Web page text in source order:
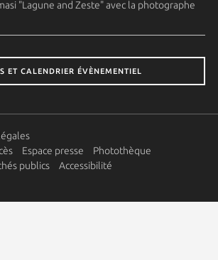
"Lagune and Zeste" avec la photographe
ET CALENDRIER ÉVÈNEMENTIEL
Espace presse
Photothèque
publics Accessibilité